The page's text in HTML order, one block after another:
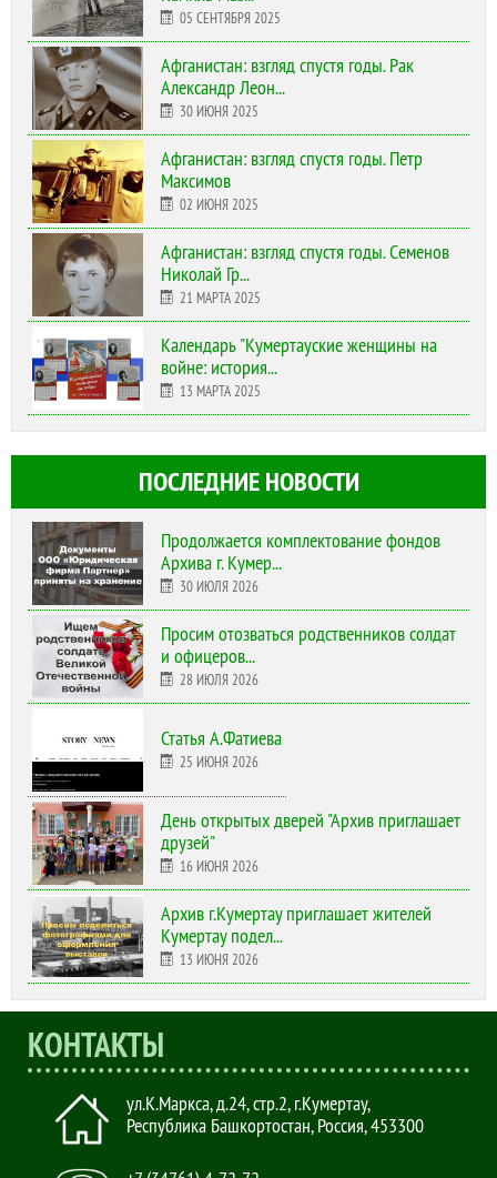
05 СЕНТЯБРЯ 2025
Афганистан: взгляд спустя годы. Рак
Александр Леон...
30 ИЮНЯ 2025
Афганистан: взгляд спустя годы. Петр
Максимов
02 ИЮНЯ 2025
Афганистан: взгляд спустя годы. Семенов
Николай Гр...
21 МАРТА 2025
Календарь "Кумертауские женщины на
войне: история...
13 МАРТА 2025
ПОСЛЕДНИЕ НОВОСТИ
Продолжается комплектование фондов
Архива г. Кумер...
30 ИЮЛЯ 2026
Просим отозваться родственников солдат
и офицеров...
28 ИЮЛЯ 2026
Статья А.Фатиева
25 ИЮНЯ 2026
День открытых дверей "Архив приглашает
друзей"
16 ИЮНЯ 2026
Архив г.Кумертау приглашает жителей
Кумертау подел...
13 ИЮНЯ 2026
КОНТАКТЫ
ул.К.Маркса, д.24, стр.2,г.Кумертау,
Республика Башкортостан, Россия,453300